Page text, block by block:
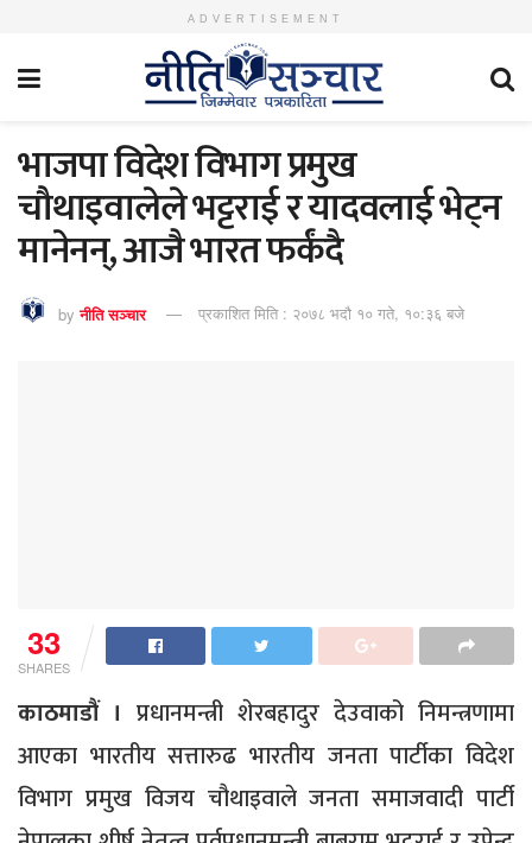
ADVERTISEMENT
भाजपा विदेश विभाग प्रमुख
चौथाइवालेले भट्टराई र यादवलाई भेट्न
मानेनन्, आजै भारत फर्कंदै
by नीति सञ्चार प्रकाशित मिति : २०७८ भदौ १० गते, १०:३६ बजे
33
SHARES
काठमाडौं । प्रधानमन्त्री शेरबहादुर देउवाको निमन्त्रणामा
आएका भारतीय सत्तारुढ भारतीय जनता पार्टीका विदेश
विभाग प्रमुख विजय चौथाइवाले जनता समाजवादी पार्टी